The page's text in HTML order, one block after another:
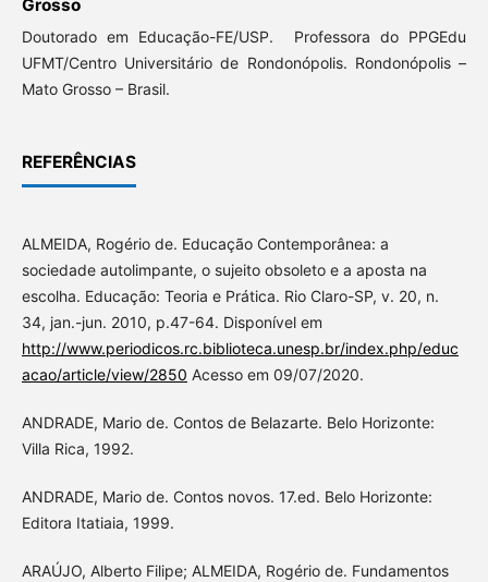
Grosso
Doutorado em Educação-FE/USP. Professora do PPGEdu
UFMT/Centro Universitário de Rondonópolis. Rondonópolis –
Mato Grosso – Brasil.
REFERÊNCIAS
ALMEIDA, Rogério de. Educação Contemporânea: a
sociedade autolimpante, o sujeito obsoleto e a aposta na
escolha. Educação: Teoria e Prática. Rio Claro-SP, v. 20, n.
34, jan.-jun. 2010, p.47-64. Disponível em
http://www.periodicos.rc.biblioteca.unesp.br/index.php/educ
acao/article/view/2850 Acesso em 09/07/2020.
ANDRADE, Mario de. Contos de Belazarte. Belo Horizonte:
Villa Rica, 1992.
ANDRADE, Mario de. Contos novos. 17.ed. Belo Horizonte:
Editora Itatiaia, 1999.
ARAÚJO, Alberto Filipe; ALMEIDA, Rogério de. Fundamentos